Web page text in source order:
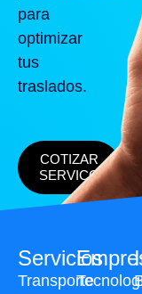
para
optimizar
tus
traslados.
COTIZAR
SERVICO
Servicios
Transporte